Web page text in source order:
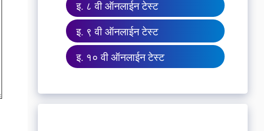
इ. ८ वी ऑनलाईन टेस्ट
इ. ९ वी ऑनलाईन टेस्ट
इ. १० वी ऑनलाईन टेस्ट